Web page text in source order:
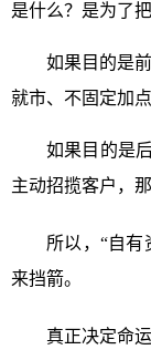
是什么？是为了
如果目的是
就市、不固定加
如果目的是
主动招揽客户，
所以，“自
来挡箭。
真正决定命